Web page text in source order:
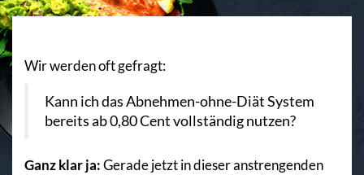
Wir werden oft gefragt:
Kann ich das Abnehmen-ohne-Diät System
bereits ab 0,80 Cent vollständig nutzen?
Ganz klar ja:Gerade jetzt in dieser anstrengenden